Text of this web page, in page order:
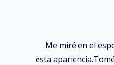
Me miré en el
esta